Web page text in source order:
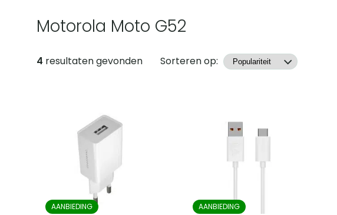
Motorola Moto G52
Producten
4 resultaten gevonden Sorteren op:
AANBIEDING AANBIEDING